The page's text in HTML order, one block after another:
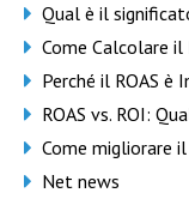
Qual è il
Come Calcolare il
Perché il ROAS è
ROAS vs. ROI:
Come migliorare il
Net news